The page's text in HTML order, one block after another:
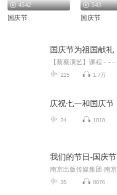
4542
国庆节
543
国庆节
国庆节为祖国献礼
215 1.7万
庆祝七一和国庆节
24 1818
我们的节日-国庆节
35 8076